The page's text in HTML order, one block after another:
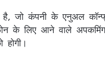
है, जो कंपनी के एनुअल
के लिए आने वाले